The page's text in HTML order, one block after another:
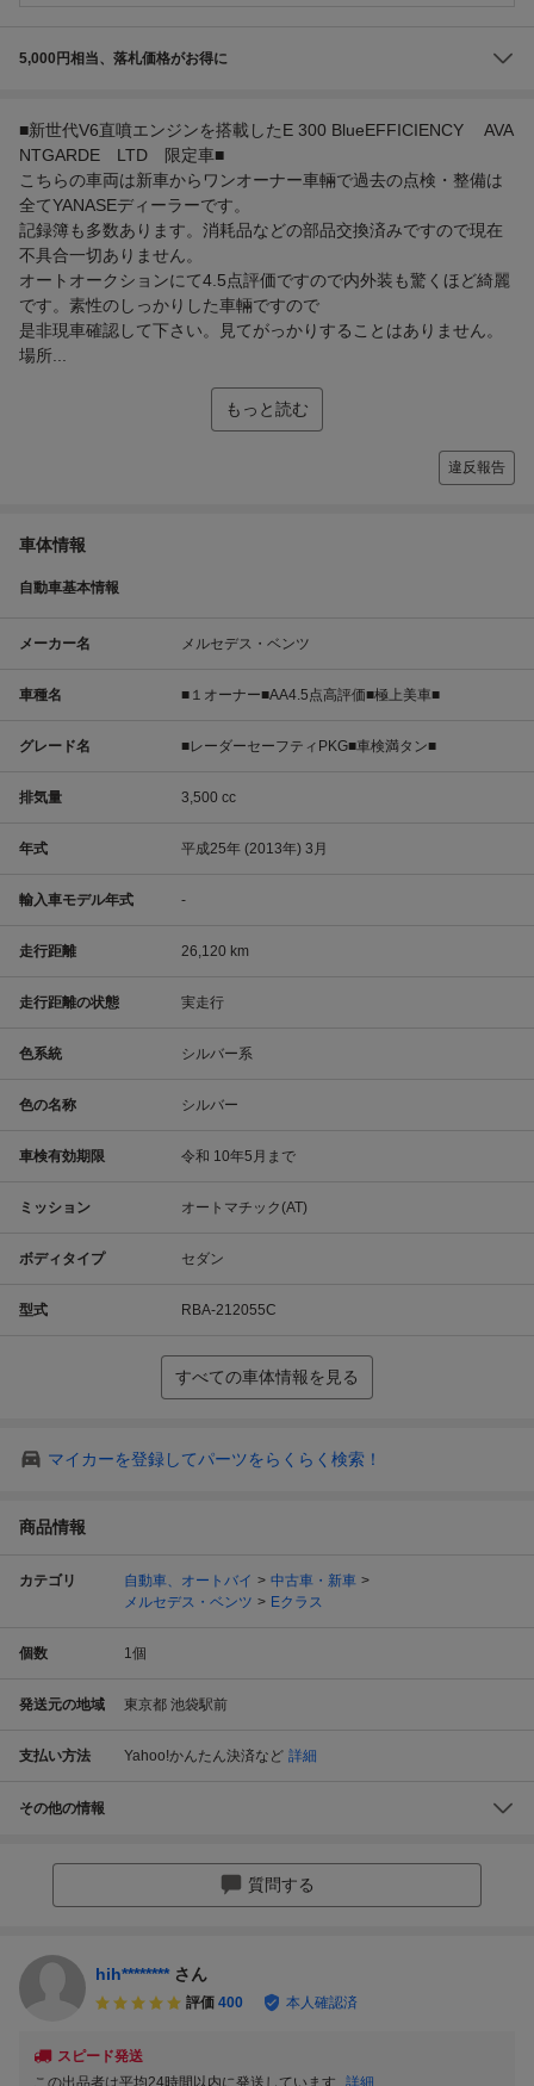
5,000円相当、落札価格がお得に
■新世代V6直噴エンジンを搭載したE 300 BlueEFFICIENCY AVA
NTGARDE LTD 限定車■
こちらの車両は新車からワンオーナー車輛で過去の点検・整備は
全てYANASEディーラーです。
記録簿も多数あります。消耗品などの部品交換済みですので現在
不具合一切ありません。
オートオークションにて4.5点評価ですので内外装も驚くほど綺麗
です。素性のしっかりした車輛ですので
是非現車確認して下さい。見てがっかりすることはありません。
場所...
もっと読む
違反報告
車体情報
自動車基本情報
メーカー名 メルセデス・ベンツ
車種名 ■１オーナー■AA4.5点高評価■極上美車■
グレード名 ■レーダーセーフティPKG■車検満タン■
排気量 3,500 cc
年式 平成25年 (2013年) 3月
輸入車モデル年式 -
走行距離 26,120 km
走行距離の状態 実走行
色系統 シルバー系
色の名称 シルバー
車検有効期限 令和 10年5月まで
ミッション オートマチック(AT)
ボディタイプ セダン
型式 RBA-212055C
すべての車体情報を見る
マイカーを登録してパーツをらくらく検索！
商品情報
カテゴリ 自動車、オートバイ
中古車・新車
メルセデス・ベンツ
Eクラス
個数 1個
発送元の地域 東京都 池袋駅前
支払い方法 Yahoo!かんたん決済など 詳細
その他の情報
質問する
hih******** さん
評価 400 本人確認済
スピード発送
この出品者は平均24時間以内に発送しています
詳細